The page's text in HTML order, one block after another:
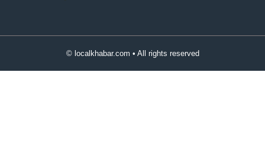
© localkhabar.com • All rights reserved